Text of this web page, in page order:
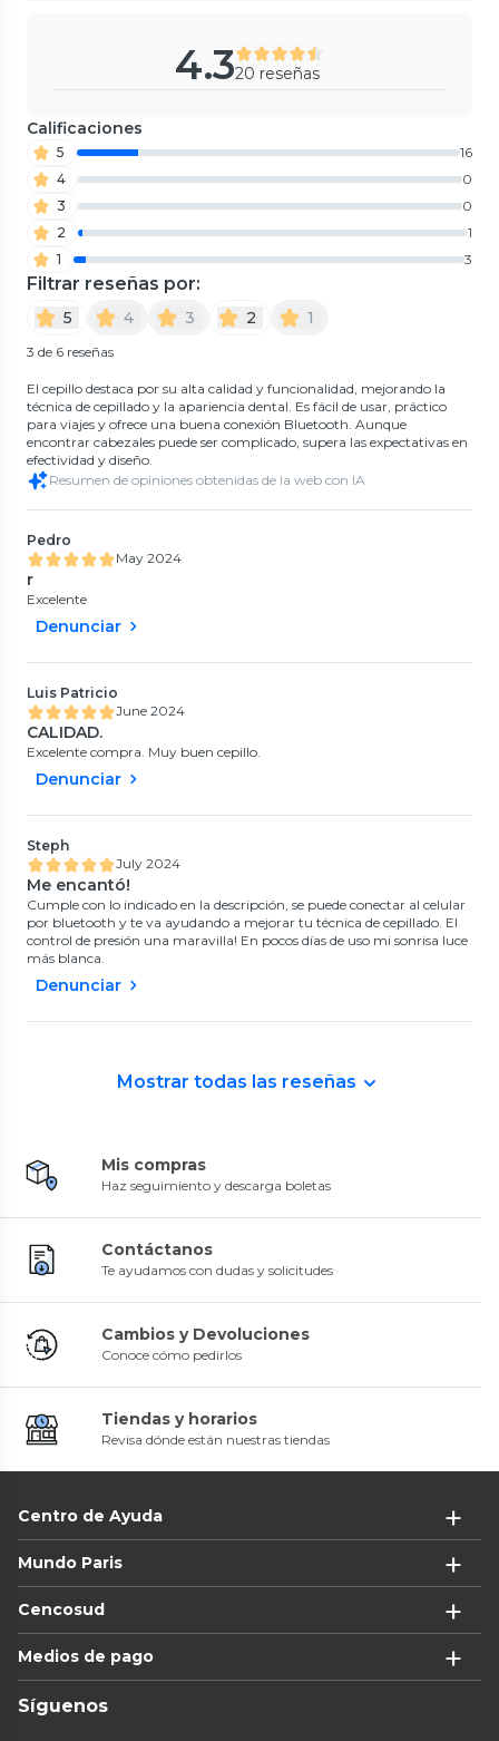
4.320 reseñas
Calificaciones
5
16
4
0
3
0
2
1
1
3
Filtrar reseñas por:
5 4 3 2 1
3 de 6 reseñas
El cepillo destaca por su alta calidad y funcionalidad, mejorando la
técnica de cepillado y la apariencia dental. Es fácil de usar, práctico
para viajes y ofrece una buena conexión Bluetooth. Aunque
encontrar cabezales puede ser complicado, supera las expectativas en
efectividad y diseño.
Resumen de opiniones obtenidas de la web con IA
Pedro
May 2024
r
Excelente
Denunciar
Luis Patricio
June 2024
CALIDAD.
Excelente compra. Muy buen cepillo.
Denunciar
Steph
July 2024
Me encantó!
Cumple con lo indicado en la descripción, se puede conectar al celular
por bluetooth y te va ayudando a mejorar tu técnica de cepillado. El
control de presión una maravilla! En pocos días de uso mi sonrisa luce
más blanca.
Denunciar
Mostrar todas las reseñas
Mis compras
Haz seguimiento y descarga boletas
Contáctanos
Te ayudamos con dudas y solicitudes
Cambios y Devoluciones
Conoce cómo pedirlos
Tiendas y horarios
Revisa dónde están nuestras tiendas
Centro de Ayuda
Mundo Paris
Cencosud
Medios de pago
Síguenos